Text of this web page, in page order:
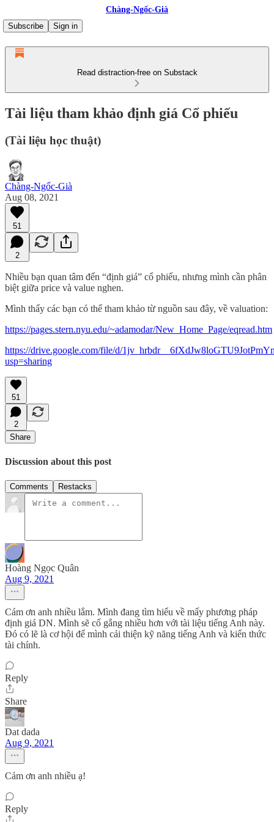
Chàng-Ngốc-Già
Subscribe
Sign in
Read distraction-free on Substack
Tài liệu tham khảo định giá Cổ phiếu
(Tài liệu học thuật)
Chàng-Ngốc-Già
Aug 08, 2021
51
2
Nhiều bạn quan tâm đến “định giá” cổ phiếu, nhưng mình cần phân
biệt giữa price và value nghen.
Mình thấy các bạn có thể tham khảo từ nguồn sau đây, về valuation:
https://pages.stern.nyu.edu/~adamodar/New_Home_Page/eqread.htm
https://drive.google.com/file/d/
usp=sharing
51
2
Share
Discussion about this post
Comments Restacks
Hoàng Ngọc Quân
Aug 9, 2021
Cám ơn anh nhiều lắm. Mình đang tìm hiểu về mấy phương pháp
định giá DN. Mình sẽ cố gắng nhiều hơn với tài liệu tiếng Anh này.
Đó có lẽ là cơ hội để mình cải thiện kỹ năng tiếng Anh và kiến thức
tài chính.
Reply
Share
Dat dada
Aug 9, 2021
Cảm ơn anh nhiều ạ!
Reply